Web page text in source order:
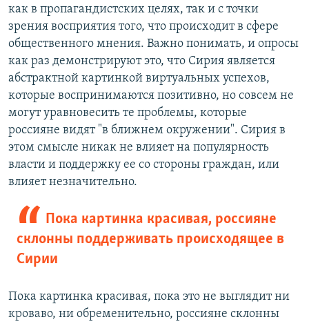
как в пропагандистских целях, так и с точки
зрения восприятия того, что происходит в сфере
общественного мнения. Важно понимать, и опросы
как раз демонстрируют это, что Сирия является
абстрактной картинкой виртуальных успехов,
которые воспринимаются позитивно, но совсем не
могут уравновесить те проблемы, которые
россияне видят "в ближнем окружении". Сирия в
этом смысле никак не влияет на популярность
власти и поддержку ее со стороны граждан, или
влияет незначительно.
Пока картинка красивая, россияне
склонны поддерживать происходящее в
Сирии
Пока картинка красивая, пока это не выглядит ни
кроваво, ни обременительно, россияне склонны